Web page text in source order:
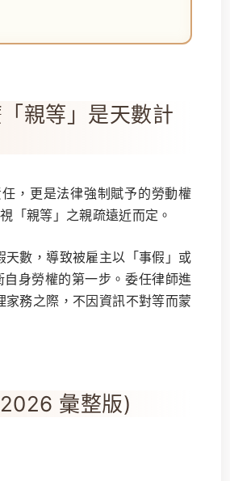
親等」是天數計
，更是法律強制賦予的勞動權
「親等」之親疏遠近而定。
數，導致被雇主以「事假」或
自身勞權的第一步。委任律師進
務之際，不因資訊不對等而蒙
彙整版)